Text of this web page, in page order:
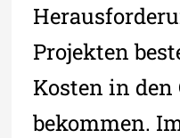
Projekten
Kosten in
bekommen.